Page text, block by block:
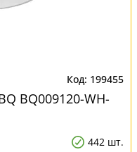
199455
BQ009120-WH-
442 шт.